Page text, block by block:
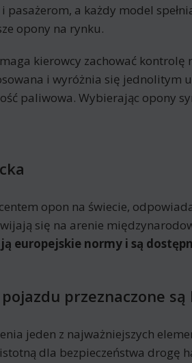
pasażerom, a każdy model
opony na rynku.
kierowcy zachować kontrolę
i wyróżnia się jednolitym
paliwowa. Wybierając opony
opon na świecie,
się na arenie
europejskie normy i są
przeznaczone są
jeden z najważniejszych
dla bezpieczeństwa